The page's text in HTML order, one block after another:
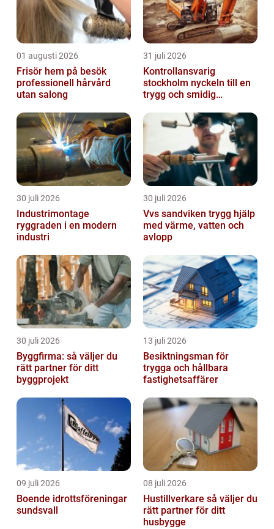
01 augusti 2026
Frisör hem på besök
professionell hårvård
utan salong
31 juli 2026
Kontrollansvarig
stockholm nyckeln till en
trygg och smidig
30 juli 2026
Industrimontage
ryggraden i en modern
industri
30 juli 2026
Vvs sandviken trygg hjälp
med värme, vatten och
avlopp
30 juli 2026
Byggfirma: så väljer du
rätt partner för ditt
byggprojekt
13 juli 2026
Besiktningsman för
trygga och hållbara
fastighetsaffärer
09 juli 2026
Boende idrottsföreningar
sundsvall
08 juli 2026
Hustillverkare så väljer du
rätt partner för ditt
husbygge